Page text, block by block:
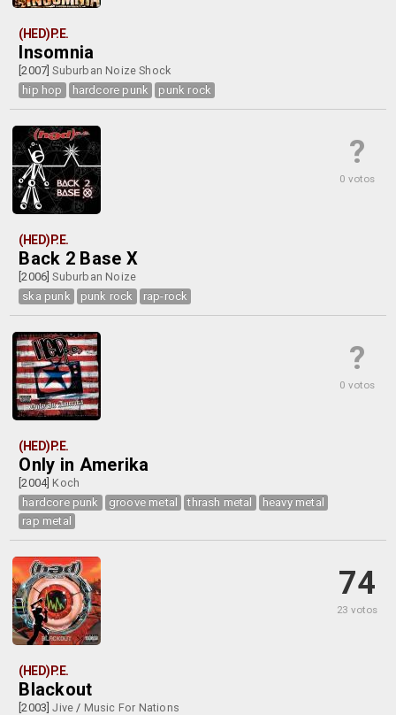
(HED)P.E.
Insomnia
[2007]Suburban Noize Shock
hip hop
hardcore punk punk rock
?
0 votos
(HED)P.E.
Back 2 Base X
[2006]Suburban Noize
ska punk
punk rock rap-rock
?
0 votos
(HED)P.E.
Only in Amerika
[2004] Koch
hardcore punk
groove metal thrash metal
heavy metal
rap metal
74
23 votos
(HED)P.E.
Blackout
[2003]Jive / Music For Nations